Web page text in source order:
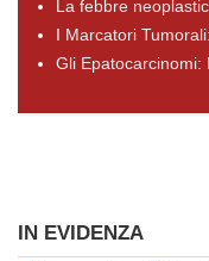
La febbre
I Marcatori
Gli Epatocarcinomi:
IN EVIDENZA